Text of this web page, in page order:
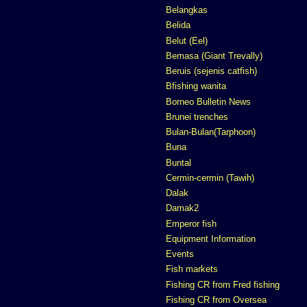
Belangkas
Belida
Belut (Eel)
Bemasa (Giant Trevally)
Beruis (sejenis catfish)
Bfishing wanita
Borneo Bulletin News
Brunei trenches
Bulan-Bulan(Tarphoon)
Buna
Buntal
Cermin-cermin (Tawih)
Dalak
Damak2
Emperor fish
Equipment Information
Events
Fish markets
Fishing CR from Fred fishing
Fishing CR from Oversea